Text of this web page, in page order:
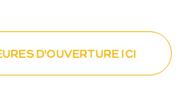
D'OUVERTURE ICI